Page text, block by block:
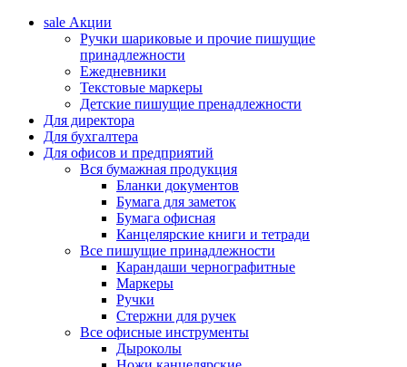
sale Акции
Ручки шариковые и прочие пишущие
принадлежности
Ежедневники
Текстовые маркеры
Детские пишущие пренадлежности
Для директора
Для бухгалтера
Для офисов и предприятий
Вся бумажная продукция
Бланки документов
Бумага для заметок
Бумага офисная
Канцелярские книги и тетради
Все пишущие принадлежности
Карандаши чернографитные
Маркеры
Ручки
Стержни для ручек
Все офисные инструменты
Дыроколы